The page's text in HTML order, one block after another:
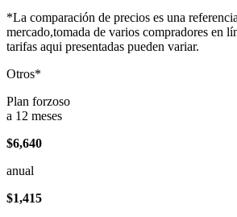
*La comparación de precios es una
mercado,tomada de varios compradores en
tarifas aqui presentadas pueden variar.
Otros*
Plan forzoso
a 12 meses
$6,640
anual
$1,415